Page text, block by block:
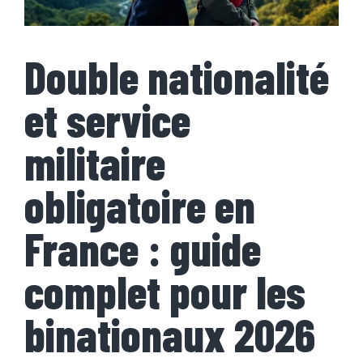
Double nationalité
et service
militaire
obligatoire en
France : guide
complet pour les
binationaux 2026